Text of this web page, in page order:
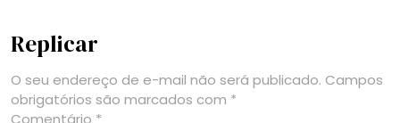
Replicar
O seu endereço de e-mail não será publicado. Campos
obrigatórios são marcados com *
Comentário *